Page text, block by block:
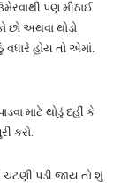
પણ મીઠાઈ
છો અથવા થોડો
હોય તો એમાં.
માટે થોડું દહીં કે
કરો.
ચટણી પડી જાય તો શું